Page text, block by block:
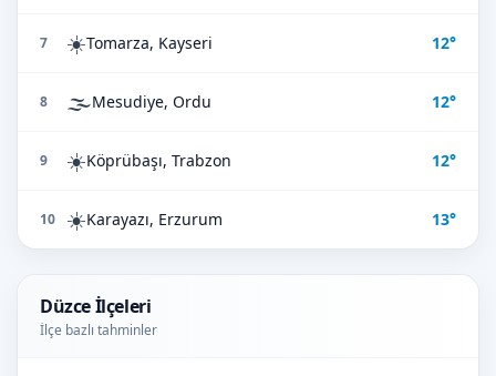
7 ☀️Tomarza, Kayseri 12°
8 🌫️Mesudiye, Ordu 12°
9 ☀️Köprübaşı, Trabzon 12°
10 ☀️Karayazı, Erzurum 13°
Düzce İlçeleri
İlçe bazlı tahminler